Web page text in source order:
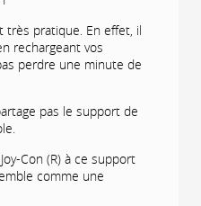
très pratique. En effet, il
rechargeant vos
perdre une minute de
pas le support de
Con (R) à ce support
comme une